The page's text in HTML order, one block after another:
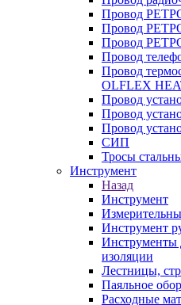
Провод
Провод
Провод
Провод
Провод
OLFLEX
Провод
Провод
Провод
СИП
Тросы
Инструмент
Назад
Инструмент
Инструмент
Инструменты
изоляции
Лестницы,
Паяльное
Расходные